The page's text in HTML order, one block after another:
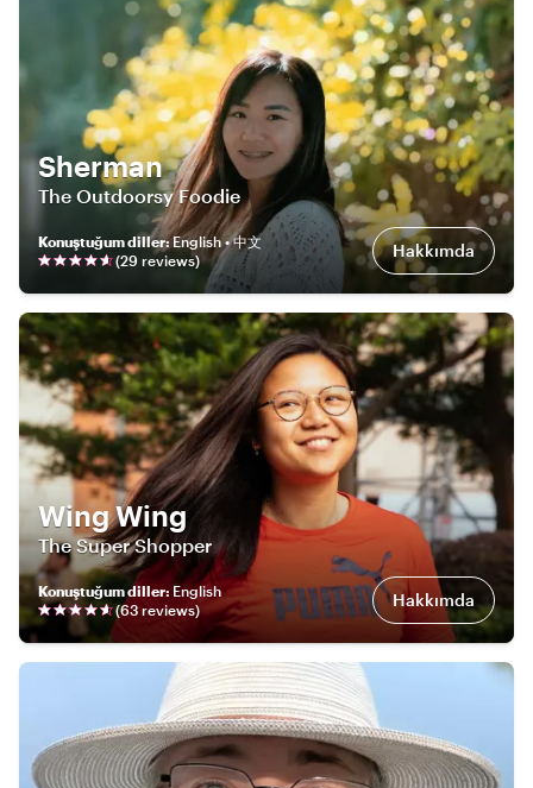
Sherman
The Outdoorsy Foodie
Konuştuğum diller: English • 中文
(29 reviews) Hakkımda
Wing Wing
The Super Shopper
Konuştuğum diller: English
(63 reviews) Hakkımda